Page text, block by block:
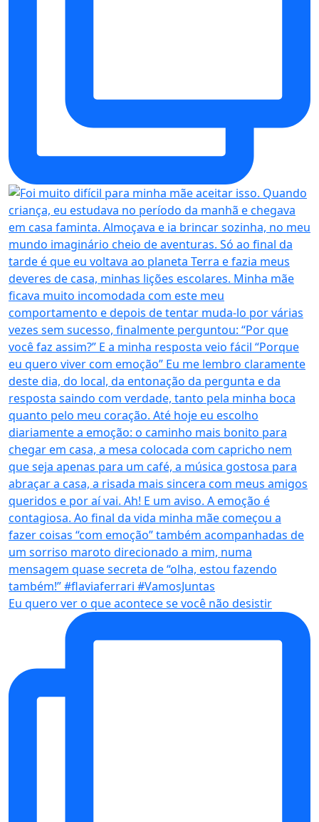
Eu quero ver o que acontece se você não desistir